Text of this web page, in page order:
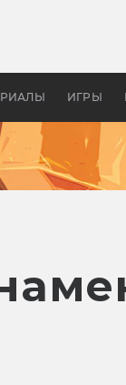
ИГРЫ